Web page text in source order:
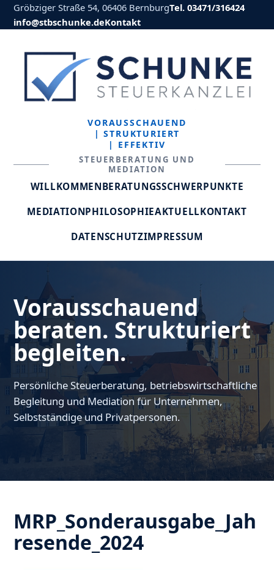
Gröbziger Straße 54, 06406 BernburgTel. 03471/316424
info@stbschunke.deKontakt
VORAUSSCHAUEND
| STRUKTURIERT
| EFFEKTIV
STEUERBERATUNG UND
MEDIATION
WILLKOMMENBERATUNGSSCHWERPUNKTE
MEDIATIONPHILOSOPHIEAKTUELLKONTAKT
DATENSCHUTZIMPRESSUM
Vorausschauend
beraten. Strukturiert
begleiten.
Persönliche Steuerberatung, betriebswirtschaftliche
Begleitung und Mediation für Unternehmen,
Selbstständige und Privatpersonen.
MRP_Sonderausgabe_Jah
resende_2024